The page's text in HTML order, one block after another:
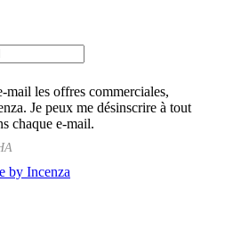
mail les offres commerciales,
Je peux me désinscrire à tout
chaque e-mail.
by Incenza